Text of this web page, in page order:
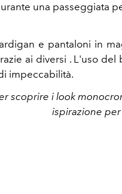
una passeggiata
e pantaloni in
ai diversi . L'uso
impeccabilità.
scoprire i look
ispirazione